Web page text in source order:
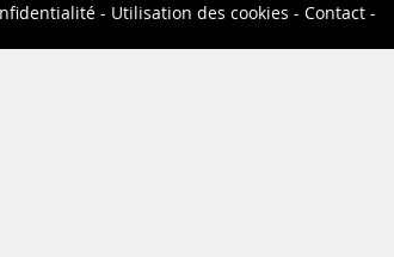
Utilisation des cookies Contact